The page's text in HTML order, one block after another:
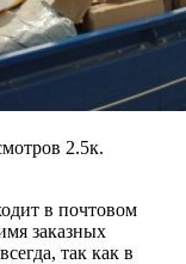
2.5к.
в почтовом
заказных
так как в